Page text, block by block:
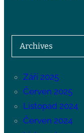
Archives
Září 2025
Červen 2025
Listopad 2024
Červen 2024